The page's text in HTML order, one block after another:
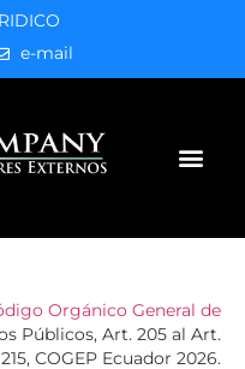
e-mail
Orgánico General de
Públicos, Art. 205 al Art.
215, COGEP Ecuador 2026.